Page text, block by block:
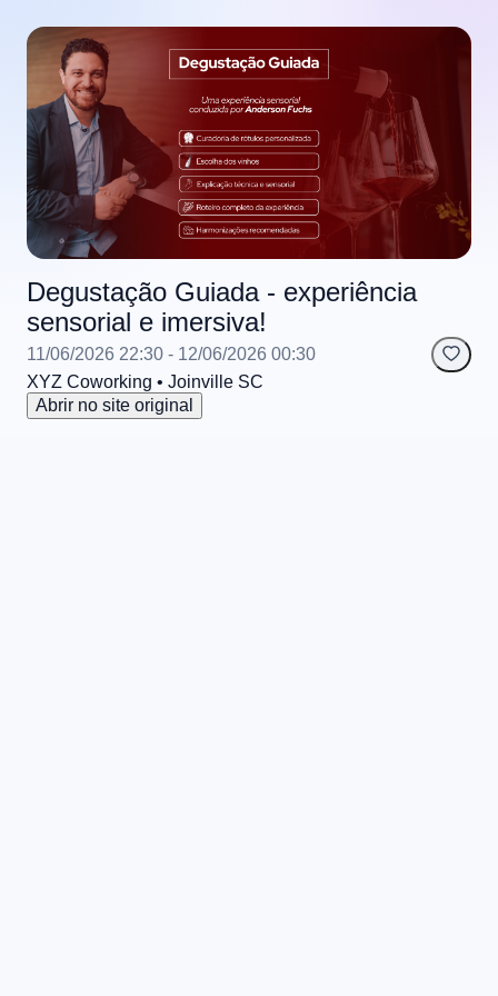
Degustação Guiada - experiência
sensorial e imersiva!
11/06/2026 22:30 - 12/06/2026 00:30
XYZ Coworking • Joinville SC
Abrir no site original